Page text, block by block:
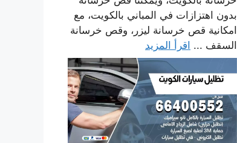
بدون اهتزازات في المباني بالكويت، مع
امكانية قص خرسانة ليزر، وقص خرسانة
السقف ... اقرأ المزيد